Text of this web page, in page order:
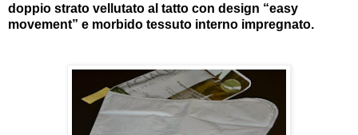
doppio strato vellutato al tatto con design “easy
movement” e morbido tessuto interno impregnato.